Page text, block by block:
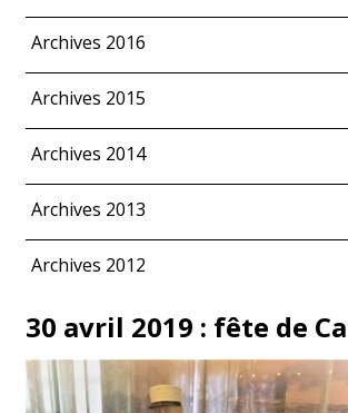
Archives 2016
Archives 2015
Archives 2014
Archives 2013
Archives 2012
30 avril 2019 : fête de